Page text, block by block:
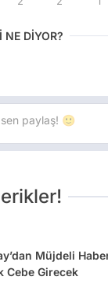
NE DİYOR?
Müjdeli
Cebe Girecek